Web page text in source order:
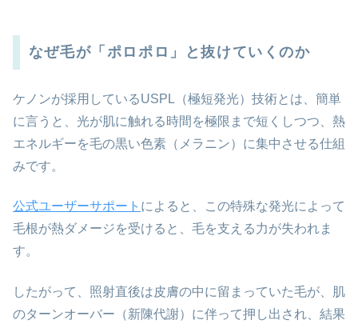
なぜ毛が「ポロポロ」と抜けていくのか
ケノンが採用しているUSPL（極短発光）技術とは、簡単
に言うと、光が肌に触れる時間を極限まで短くしつつ、熱
エネルギーを毛の黒い色素（メラニン）に集中させる仕組
みです。
公式ユーザーサポート によると、この特殊な発光によって
毛根が熱ダメージを受けると、毛を支える力が失われま
す。
したがって、照射直後は皮膚の中に留まっていた毛が、肌
のターンオーバー（新陳代謝）に伴って押し出され、結果